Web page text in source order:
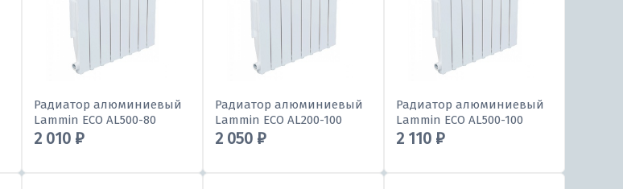
Радиатор алюминиевый
Lammin ECO AL500-80
2 010 ₽
Радиатор алюминиевый
Lammin ECO AL200-100
2 050 ₽
Радиатор алюминиевый
Lammin ECO AL500-100
2 110 ₽